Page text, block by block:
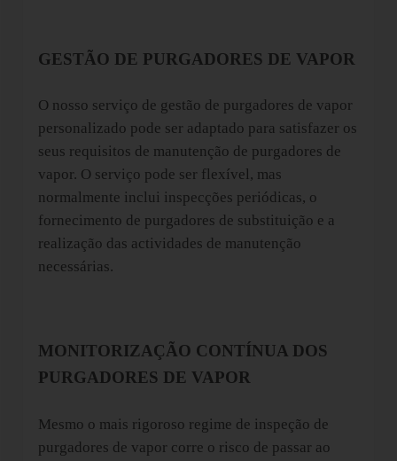
GESTÃO DE PURGADORES DE VAPOR
O nosso serviço de gestão de purgadores de vapor
personalizado pode ser adaptado para satisfazer os
seus requisitos de manutenção de purgadores de
vapor. O serviço pode ser flexível, mas
normalmente inclui inspecções periódicas, o
fornecimento de purgadores de substituição e a
realização das actividades de manutenção
necessárias.
MONITORIZAÇÃO CONTÍNUA DOS
PURGADORES DE VAPOR
Mesmo o mais rigoroso regime de inspeção de
purgadores de vapor corre o risco de passar ao